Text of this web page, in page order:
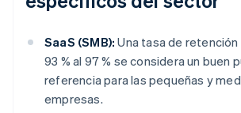
SaaS (SMB): Una tasa de retención
93 % al 97 % se considera un buen
referencia para las pequeñas y
empresas.